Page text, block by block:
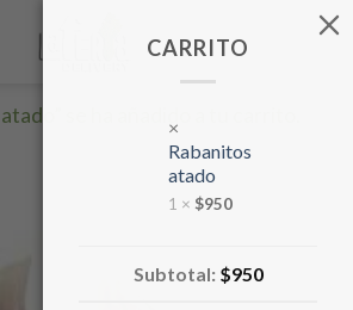
CARRITO
×
Rabanitos
atado
1 × $950
Subtotal: $950
se ha añadido a tu carrito.